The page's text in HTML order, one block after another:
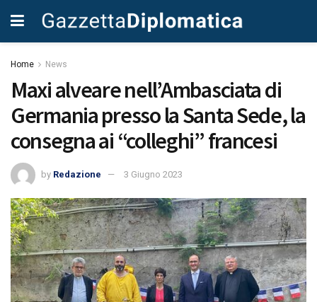
Home News
Maxi alveare nell’Ambasciata di
Germania presso la Santa Sede, la
consegna ai “colleghi” francesi
by Redazione 3 Giugno 2023